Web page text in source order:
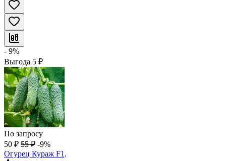
- 9%
Выгода 5 ₽
По запросу
50 ₽ 55 ₽ -9%
Огурец Кураж F1,